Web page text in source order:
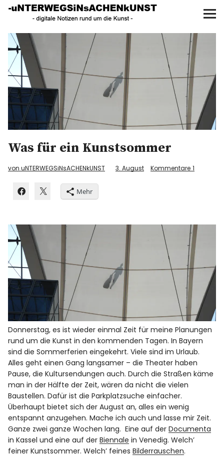
UNTERWEGS IN SACHEN
KUNST
Start
AKTUELLE AUSSTELLUNGEN
KUNSTSPAZIERGÄNGE
ÜBER
UNSER BUCH
f P
Was für ein Kunstsommer
von uNTERWEGSiNsACHENkUNST 3. August Kommentare 1
Mehr
Donnerstag, es ist wieder einmal Zeit für meine Planungen
rund um die Kunst in den kommenden Tagen. In Bayern
sind die Sommerferien eingekehrt. Viele sind im Urlaub.
Alles geht einen Gang langsamer – die Theater haben
Pause, die Kultursendungen auch. Durch die Straßen käme
man in der Hälfte der Zeit, wären da nicht die vielen
Baustellen. Dafür ist die Parkplatzsuche einfacher.
Überhaupt bietet sich der August an, alles ein wenig
entspannt anzugehen. Mache ich auch und lasse mir Zeit.
Ganze zwei ganze Wochen lang. Eine auf derDocumenta
in Kassel und eine auf derBiennale in Venedig. Welch’
feiner Kunstsommer. Welch’ feinesBilderrauschen.